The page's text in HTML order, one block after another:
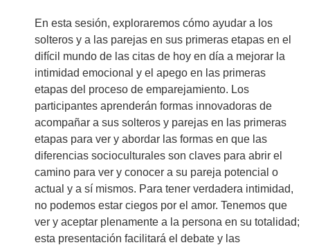
En esta sesión, exploraremos cómo ayudar a los
solteros y a las parejas en sus primeras etapas en el
difícil mundo de las citas de hoy en día a mejorar la
intimidad emocional y el apego en las primeras
etapas del proceso de emparejamiento. Los
participantes aprenderán formas innovadoras de
acompañar a sus solteros y parejas en las primeras
etapas para ver y abordar las formas en que las
diferencias socioculturales son claves para abrir el
camino para ver y conocer a su pareja potencial o
actual y a sí mismos. Para tener verdadera intimidad,
no podemos estar ciegos por el amor. Tenemos que
ver y aceptar plenamente a la persona en su totalidad;
esta presentación facilitará el debate y las